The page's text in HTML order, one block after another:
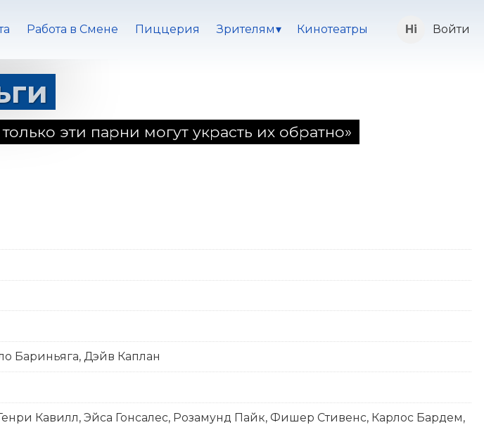
Работа в Смене Пиццерия Зрителям Кинотеатры Войти
эти парни могут украсть их обратно»
Бариньяга, Дэйв Каплан
Кавилл, Эйса Гонсалес, Розамунд Пайк, Фишер Стивенс, Карлос Бардем,